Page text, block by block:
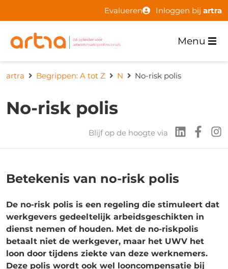
Evalueren Inloggen bij artra
Menu
artra Begrippen: A tot Z N No-risk polis
No-risk polis
Blijf op de hoogte via
Betekenis van no-risk polis
De no-risk polis is een regeling die stimuleert dat
werkgevers gedeeltelijk arbeidsgeschikten in
dienst nemen of houden. Met de no-riskpolis
betaalt niet de werkgever, maar het UWV het
loon door tijdens ziekte van deze werknemers.
Deze polis wordt ook wel looncompensatie bij